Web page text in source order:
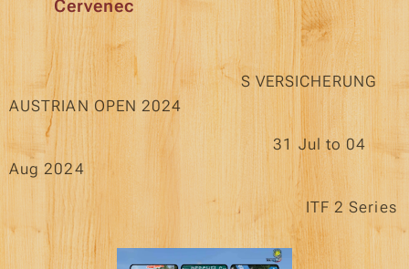
Červenec
S VERSICHERUNG
AUSTRIAN OPEN 2024
31 Jul to 04
Aug 2024
ITF 2 Series